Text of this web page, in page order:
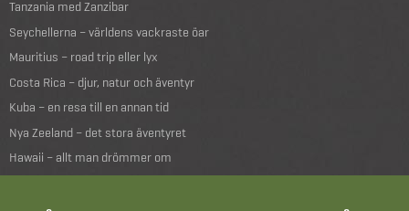
Tanzania med Zanzibar
Seychellerna – världens vackraste öar
Mauritius – road trip eller lyx
Costa Rica – djur, natur och äventyr
Kuba – en resa till en annan tid
Nya Zeeland – det stora äventyret
Hawaii – allt man drömmer om